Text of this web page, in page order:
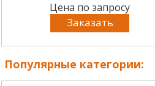
Цена по запросу
Заказать
Популярные категории: